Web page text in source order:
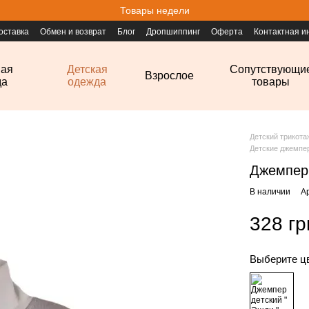
Товары недели
Обмен и возврат Блог Дропшиппинг Оферта Контактная
Детская
одежда
Взрослое
товары
Детский
Детские
В наличии
328
Выберите